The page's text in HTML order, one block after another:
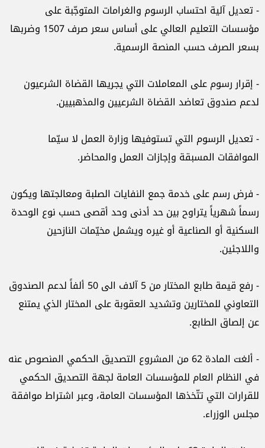
- تعديل آلية احتساب الرسوم والغرامات المتوجّبة على
مؤسسات التعليم العالي على أساس سعر صرف 1507 وضربها
بسعر الصرف حسب المنصة الرسمية.
- إقرار رسوم على المعاملات التي يجريها القضاة الشرعيون
لدعم صندوق تعاضد القضاة الشرعيين والمذهبيين.
- تعديل الرسوم التي تستوفيها وزارة العمل لا سيّما
الموافقات المسبقة وإجازات العمل والمحاضر.
- فرض رسم على خدمة جمع النفايات الصلبة ومعالجتها ويكون
رسماً شهرياً يتراوح بين حد أدنى وحد أقصى حسب نوع الوحدة
السكنية أو الصناعية أو غيره ويشمل مخيّمات النازحين
واللاجئين.
- رفع قيمة طابع المختار من 5 آلاف الى 50 ألفاً لدعم الصندوق
التعاوني للمختارين وتشديد العقوبة على المختار الذي يمتنع
عن إلصاق الطابع.
- ألغت المادة 62 من المشروع التصديق الحكمي المنصوص عنه
في النظام العام للمؤسسات العامة لجهة التصديق الحكمي
للقرارات التي تتّخذها المؤسسات العامة، وعبر اشتراط موافقة
مجلس الوزراء.